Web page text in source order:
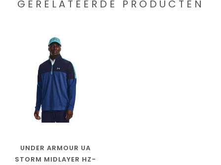
GERELATEERDE PRODUCTEN
UNDER ARMOUR UA
STORM MIDLAYER HZ-